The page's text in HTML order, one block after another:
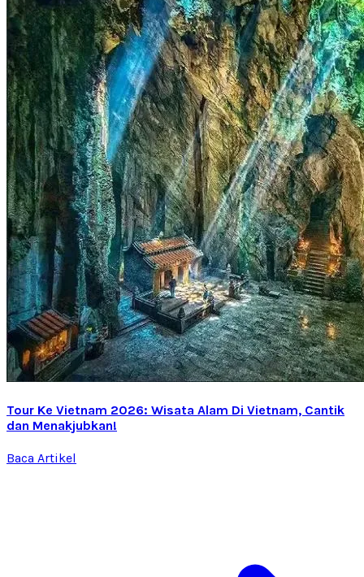
Tour Ke Vietnam 2026: Wisata Alam Di Vietnam, Cantik
dan Menakjubkan!
Baca Artikel